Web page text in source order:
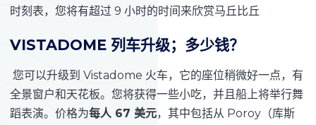
时刻表，您将有超过 9 小时的时间来欣赏马丘比丘
VISTADOME 列车升级；多少钱？
您可以升级到 Vistadome 火车，它的座位稍微好一点，有
全景窗户和天花板。您将获得一些小吃，并且船上将举行舞
蹈表演。价格为每人 67 美元，其中包括从 Poroy（库斯